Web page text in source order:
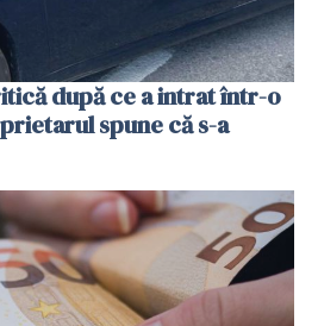
după ce a intrat într-o
spune că s-a